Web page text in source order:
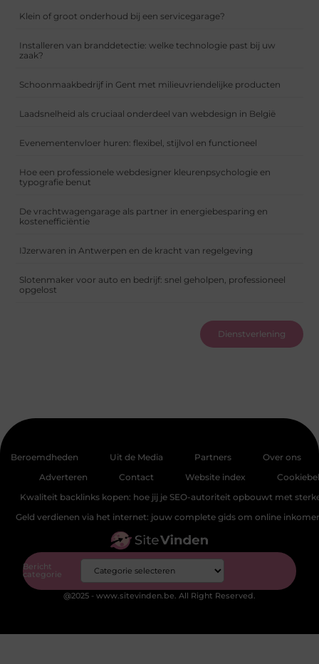
Klein of groot onderhoud bij een servicegarage?
Installeren van branddetectie: welke technologie past bij uw
zaak?
Schoonmaakbedrijf in Gent met milieuvriendelijke producten
Laadsnelheid als cruciaal onderdeel van webdesign in België
Evenementenvloer huren: flexibel, stijlvol en functioneel
Hoe een professionele webdesigner kleurenpsychologie en
typografie benut
De vrachtwagengarage als partner in energiebesparing en
kostenefficiëntie
IJzerwaren in Antwerpen en de kracht van regelgeving
Slotenmaker voor auto en bedrijf: snel geholpen, professioneel
opgelost
Dienstverlening
Beroemdheden Uit de Media Partners
Over ons
Adverteren
Contact Website index
Kwaliteit backlinks kopen: hoe jij je SEO-autoriteit opbouwt met
Geld verdienen via het internet: jouw complete gids om online
Bericht
categorie
@2025 - www.sitevinden.be. All Right Reserved.